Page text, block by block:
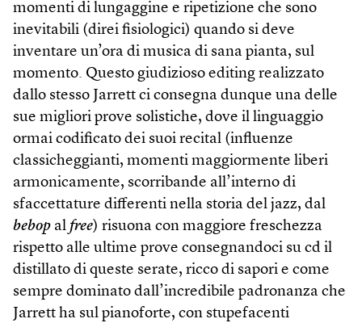
momenti di lungaggine e ripetizione che sono
inevitabili (direi fisiologici) quando si deve
inventare un’ora di musica di sana pianta, sul
momento. Questo giudizioso editing realizzato
dallo stesso Jarrett ci consegna dunque una delle
sue migliori prove solistiche, dove il linguaggio
ormai codificato dei suoi recital (influenze
classicheggianti, momenti maggiormente liberi
armonicamente, scorribande all’interno di
sfaccettature differenti nella storia del jazz, dal
bebop al free) risuona con maggiore freschezza
rispetto alle ultime prove consegnandoci su cd il
distillato di queste serate, ricco di sapori e come
sempre dominato dall’incredibile padronanza che
Jarrett ha sul pianoforte, con stupefacenti